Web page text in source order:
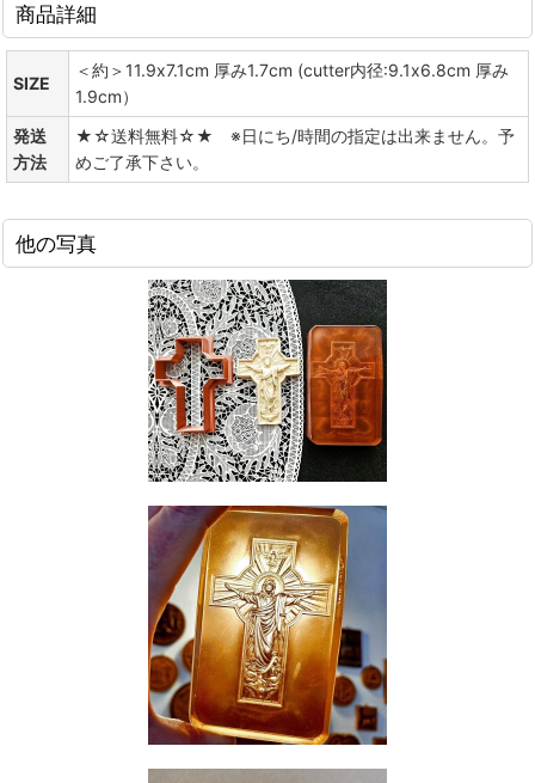
商品詳細
SIZE
＜約＞11.9x7.1cm 厚み1.7cm (cutter内径:9.1x6.8cm 厚み
1.9cm）
発送
方法
★☆送料無料☆★ ※日にち/時間の指定は出来ません。予
めご了承下さい。
他の写真